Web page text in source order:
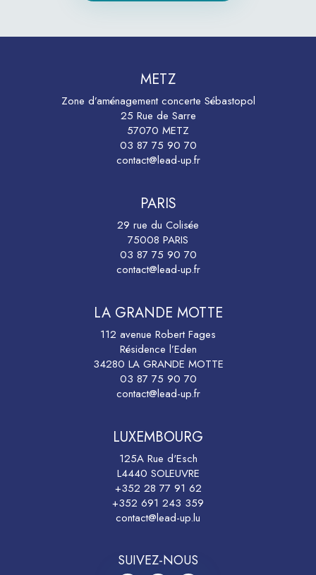
METZ
Zone d’aménagement concerte Sébastopol
25 Rue de Sarre
57070 METZ
03 87 75 90 70
contact@lead-up.fr
PARIS
29 rue du Colisée
75008 PARIS
03 87 75 90 70
contact@lead-up.fr
LA GRANDE MOTTE
112 avenue Robert Fages
Résidence l’Eden
34280 LA GRANDE MOTTE
03 87 75 90 70
contact@lead-up.fr
LUXEMBOURG
125A Rue d'Esch
L4440 SOLEUVRE
+352 28 77 91 62
+352 691 243 359
contact@lead-up.lu
SUIVEZ-NOUS